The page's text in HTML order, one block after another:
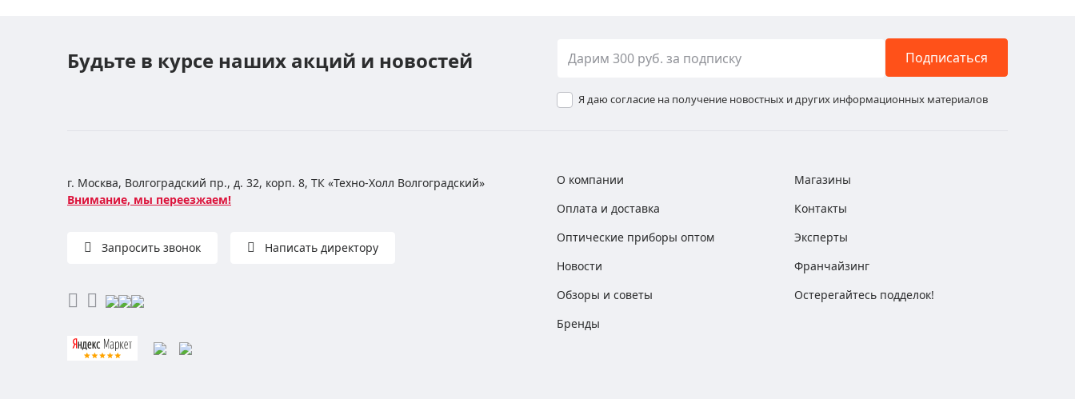
Будьте в курсе наших акций и новостей Подписаться
Я даю согласие на получение новостных и других информационных материалов
г. Москва, Волгоградский пр., д. 32, корп. 8, ТК «Техно-Холл Волгоградский»
Внимание, мы переезжаем!
Запросить звонок Написать директору
О компании
Оплата и доставка
Оптические приборы оптом
Новости
Обзоры и советы
Бренды
Магазины
Контакты
Эксперты
Франчайзинг
Остерегайтесь подделок!